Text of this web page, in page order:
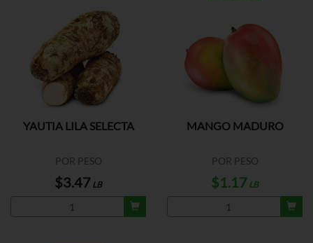
YAUTIA LILA SELECTA
POR PESO
$3.47 LB
MANGO MADURO
POR PESO
$1.17 LB